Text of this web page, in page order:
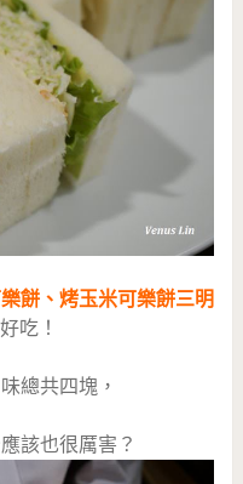
餅、烤玉米可樂餅三明
吃！
總共四塊，
該也很厲害？